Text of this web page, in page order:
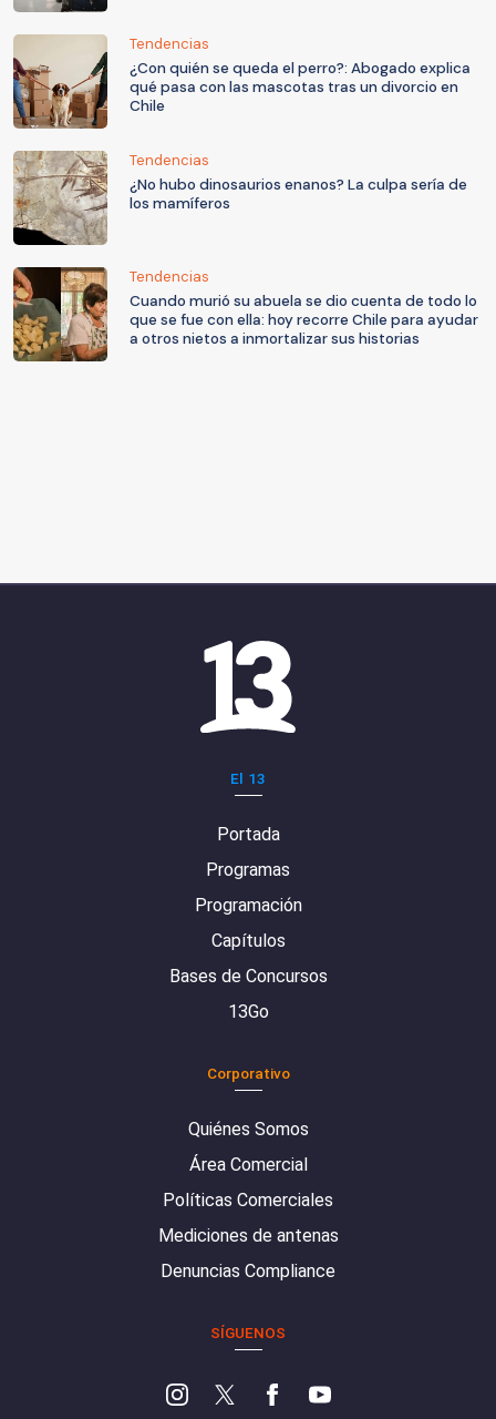
Tendencias
¿Con quién se queda el perro?: Abogado explica
qué pasa con las mascotas tras un divorcio en
Chile
Tendencias
¿No hubo dinosaurios enanos? La culpa sería de
los mamíferos
Tendencias
Cuando murió su abuela se dio cuenta de todo lo
que se fue con ella: hoy recorre Chile para ayudar
a otros nietos a inmortalizar sus historias
El 13
Portada
Programas
Programación
Capítulos
Bases de Concursos
13Go
Corporativo
Quiénes Somos
Área Comercial
Políticas Comerciales
Mediciones de antenas
Denuncias Compliance
SÍGUENOS